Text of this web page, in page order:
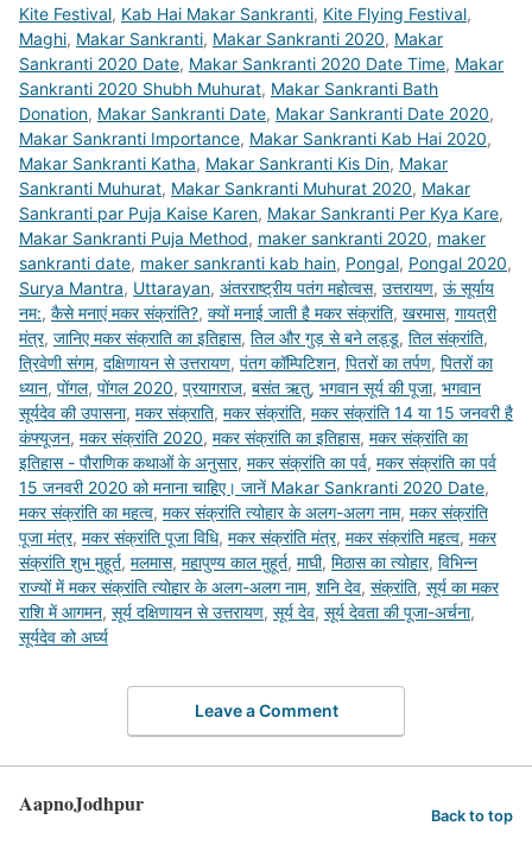
Kite Festival, Kab Hai Makar Sankranti, Kite Flying Festival,
Maghi, Makar Sankranti, Makar Sankranti 2020, Makar
Sankranti 2020 Date, Makar Sankranti 2020 Date Time, Makar
Sankranti 2020 Shubh Muhurat, Makar Sankranti Bath
Donation, Makar Sankranti Date, Makar Sankranti Date 2020,
Makar Sankranti Importance, Makar Sankranti Kab Hai 2020,
Makar Sankranti Katha, Makar Sankranti Kis Din, Makar
Sankranti Muhurat, Makar Sankranti Muhurat 2020, Makar
Sankranti par Puja Kaise Karen, Makar Sankranti Per Kya Kare,
Makar Sankranti Puja Method, maker sankranti 2020, maker
sankranti date, maker sankranti kab hain, Pongal, Pongal 2020,
Surya Mantra, Uttarayan, अंतरराष्ट्रीय पतंग महोत्वस, उत्तरायण, ऊं सूर्याय
नम:, कैसे मनाएं मकर संक्रांति?, क्यों मनाई जाती है मकर संक्रांति, खरमास, गायत्री
मंत्र, जानिए मकर संक्राति का इतिहास, तिल और गुड़ से बने लड्डू, तिल संक्रांति,
त्रिवेणी संगम, दक्षिणायन से उत्तरायण, पंतग कॉम्पिटिशन, पितरों का तर्पण, पितरों का
ध्यान, पोंगल, पोंगल 2020, प्रयागराज, बसंत ऋतु, भगवान सूर्य की पूजा, भगवान
सूर्यदेव की उपासना, मकर संक्राति, मकर संक्रांति, मकर संक्रांति 14 या 15 जनवरी है
कंफ्यूजन, मकर संक्रांति 2020, मकर संक्रांति का इतिहास, मकर संक्रांति का
इतिहास - पौराणिक कथाओं के अनुसार, मकर संक्रांति का पर्व, मकर संक्रांति का पर्व
15 जनवरी 2020 को मनाना चाहिए। जानें Makar Sankranti 2020 Date,
मकर संक्रांति का महत्व, मकर संक्रांति त्योहार के अलग-अलग नाम, मकर संक्रांति
पूजा मंत्र, मकर संक्रांति पूजा विधि, मकर संक्रांति मंत्र, मकर संक्रांति महत्व, मकर
संक्रांति शुभ मुहूर्त, मलमास, महापुण्य काल मुहूर्त, माघी, मिठास का त्योहार, विभिन्न
राज्यों में मकर संक्रांति त्योहार के अलग-अलग नाम, शनि देव, संक्रांति, सूर्य का मकर
राशि में आगमन, सूर्य दक्षिणायन से उत्तरायण, सूर्य देव, सूर्य देवता की पूजा-अर्चना,
सूर्यदेव को अर्घ्य
Leave a Comment
AapnoJodhpur Back to top